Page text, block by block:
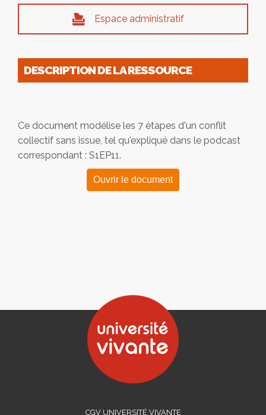
Espace administratif
DESCRIPTION DE LA RESSOURCE
Ce document modélise les 7 étapes d'un conflit
collectif sans issue, tel qu'expliqué dans le podcast
correspondant : S1EP11.
Ouvrir le document
CGV UNIVERSITÉ VIVANTE